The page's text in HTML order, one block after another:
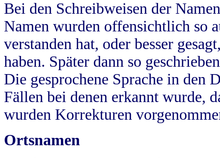
Bei den Schreibweisen der
Namen wurden offensichtlich so
verstanden hat, oder besser
haben. Später dann so
Die gesprochene Sprache in
Fällen bei denen erkannt wurde,
wurden Korrekturen
Ortsnamen